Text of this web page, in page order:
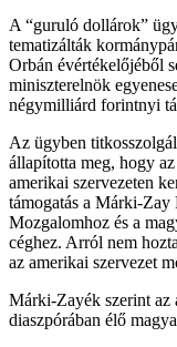
A “guruló dollárok”
tematizálták
Orbán évértékelőjéből
miniszterelnök
négymilliárd forintnyi
Az ügyben
állapította meg, hogy az
amerikai szervezeten
támogatás a Márki-Zay
Mozgalomhoz és a
céghez. Arról nem
az amerikai szervezet
Márki-Zayék szerint az
diaszpórában élő